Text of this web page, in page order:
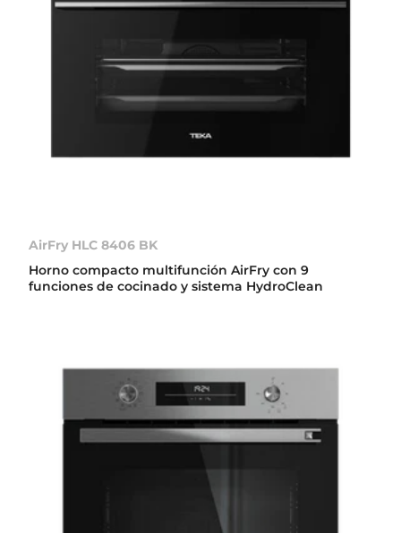
AirFry HLC 8406 BK
Horno compacto multifunción AirFry con 9
funciones de cocinado y sistema HydroClean